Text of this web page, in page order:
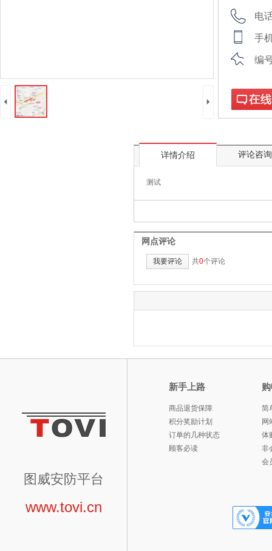
4 5
电
手
编
在线咨询
详情介绍 评论咨询
测试
网点评论
我要评论 共0个评论
图威安防平台
www.tovi.cn
新手上路
商品退货保障
积分奖励计划
订单的几种状态
顾客必读
简
网
体
非
会